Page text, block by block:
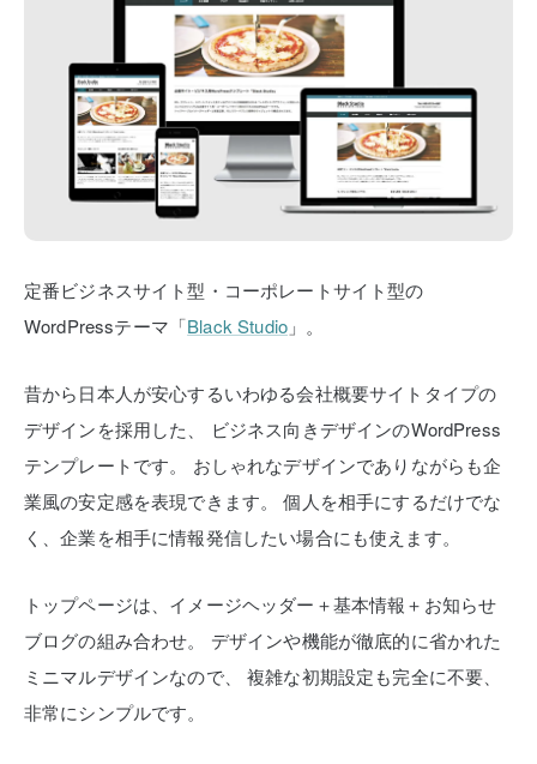
定番ビジネスサイト型・コーポレートサイト型の
WordPressテーマ「Black Studio 」。
昔から日本人が安心するいわゆる会社概要サイトタイプの
デザインを採用した、
ビジネス向きデザインのWordPress
テンプレートです。
おしゃれなデザインでありながらも企
業風の安定感を表現できます。
個人を相手にするだけでな
く、企業を相手に情報発信したい場合にも使えます。
トップページは、イメージヘッダー＋基本情報＋お知らせ
ブログの組み合わせ。
デザインや機能が徹底的に省かれた
ミニマルデザインなので、
複雑な初期設定も完全に不要、
非常にシンプルです。